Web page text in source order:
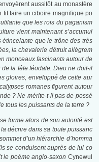
aussitôt au monastère
fit faire un ciboire magnifique po
que les rois du paganism
vient maintenant s’accumul
que le trône des très
la chevalerie détruit allègrem
monceaux fascinants autour de
de la fête féodale. Dieu ne doit-il
gloires, enveloppé de cette aur
romanes figurent autour
? Ne mérite-t-il pas de possé
tous les puissants de la terre ?
forme alors de son autorité est
décrire dans sa toute puissanc
d’un hiérarchie d’homma
se conduisent auprès de lui co
le poème anglo-saxon Cynewul